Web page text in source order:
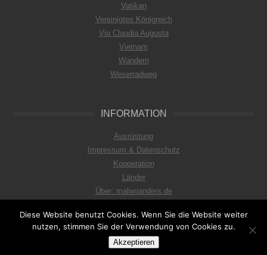
Vatikan
Vereinigtes Königreich
Via Claudia Augusta
Vietnam
Wandern
Weserradweg
INFORMATION
Ausrüstung
Impressum & Datenschutz
Kooperation
Länder
Über: malwoanders.de
© 2026 mal woanders
Diese Seite
Diese Website benutzt Cookies. Wenn Sie die Website weiter
nutzen, stimmen Sie der Verwendung von Cookies zu.
Akzeptieren